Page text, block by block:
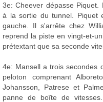
3e: Cheever dépasse
à la sortie du tunnel. Piquet
gauche. Il s'arrête chez
reprend la piste en vingt-et-
prétextant que sa seconde
4e: Mansell a trois secondes
peloton comprenant
Johansson, Patrese et
panne de boîte de